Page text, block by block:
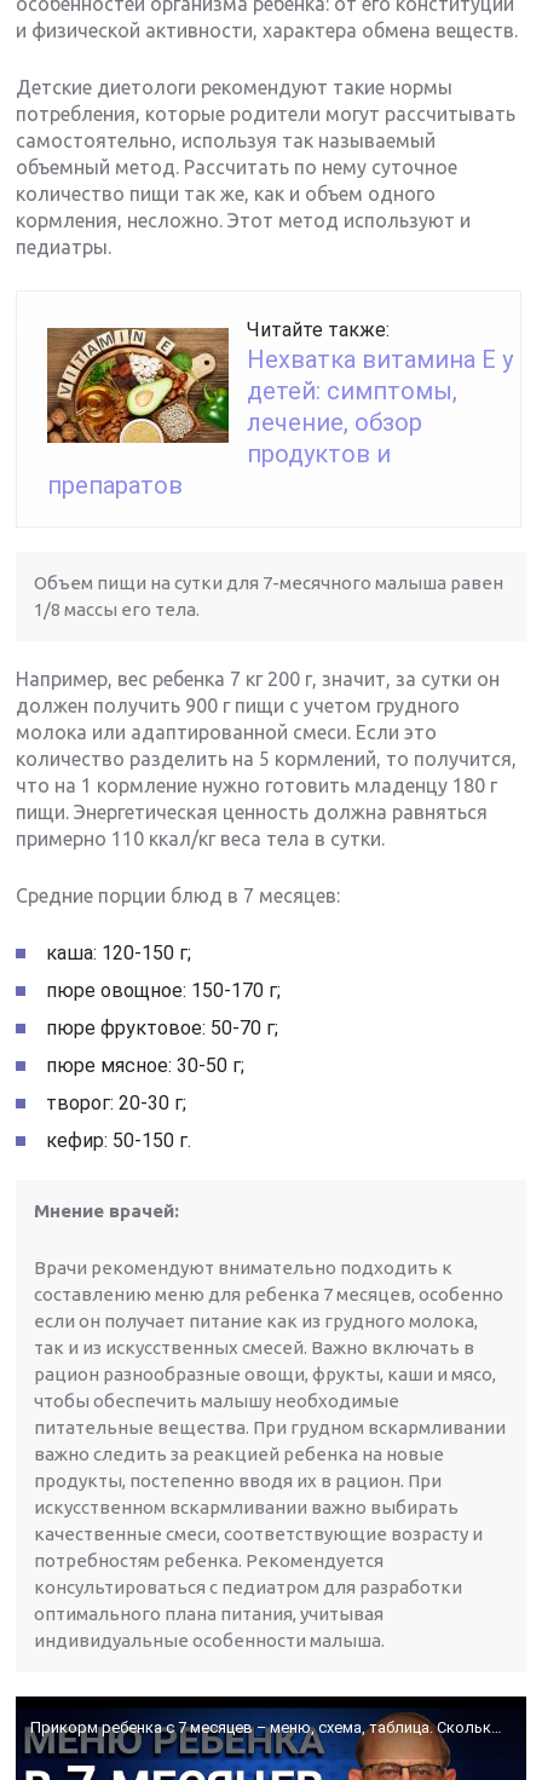
и физической активности, характера обмена веществ.
Детские диетологи рекомендуют такие нормы
потребления, которые родители могут рассчитывать
самостоятельно, используя так называемый
объемный метод. Рассчитать по нему суточное
количество пищи так же, как и объем одного
кормления, несложно. Этот метод используют и
педиатры.
Читайте также:
Нехватка витамина Е у
детей: симптомы,
лечение, обзор
продуктов и
препаратов
Объем пищи на сутки для 7-месячного малыша равен
1/8 массы его тела.
Например, вес ребенка 7 кг 200 г, значит, за сутки он
должен получить 900 г пищи с учетом грудного
молока или адаптированной смеси. Если это
количество разделить на 5 кормлений, то получится,
что на 1 кормление нужно готовить младенцу 180 г
пищи. Энергетическая ценность должна равняться
примерно 110 ккал/кг веса тела в сутки.
Средние порции блюд в 7 месяцев:
каша: 120-150 г;
пюре овощное: 150-170 г;
пюре фруктовое: 50-70 г;
пюре мясное: 30-50 г;
творог: 20-30 г;
кефир: 50-150 г.
Мнение врачей:
Врачи рекомендуют внимательно подходить к
составлению меню для ребенка 7 месяцев, особенно
если он получает питание как из грудного молока,
так и из искусственных смесей. Важно включать в
рацион разнообразные овощи, фрукты, каши и мясо,
чтобы обеспечить малышу необходимые
питательные вещества. При грудном вскармливании
важно следить за реакцией ребенка на новые
продукты, постепенно вводя их в рацион. При
искусственном вскармливании важно выбирать
качественные смеси, соответствующие возрасту и
потребностям ребенка. Рекомендуется
консультироваться с педиатром для разработки
оптимального плана питания, учитывая
индивидуальные особенности малыша.